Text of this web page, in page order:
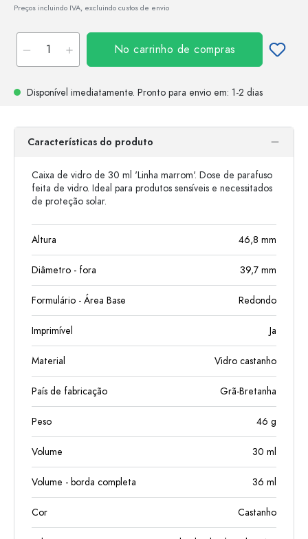
Preços incluindo IVA, excluindo custos de envio
No carrinho de compras
Disponível imediatamente. Pronto para envio em: 1-2 dias
Características do produto
Caixa de vidro de 30 ml 'Linha marrom'. Dose de parafuso
feita de vidro. Ideal para produtos sensíveis e necessitados
de proteção solar.
Altura 46,8 mm
Diâmetro - fora 39,7 mm
Formulário - Área Base Redondo
Imprimível Ja
Material Vidro castanho
País de fabricação Grã-Bretanha
Peso 46 g
Volume 30 ml
Volume - borda completa 36 ml
Cor Castanho